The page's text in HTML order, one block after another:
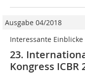
Ausgabe 04/2018
Interessante Einblicke
23.
Kongress ICBR